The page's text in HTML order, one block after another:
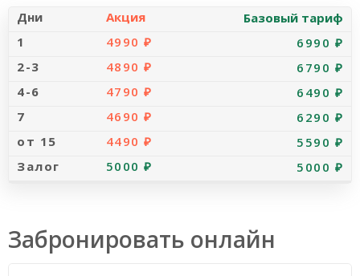
Акция
Базовый тариф
4990 ₽
6990 ₽
4890 ₽
6790 ₽
4790 ₽
6490 ₽
4690 ₽
6290 ₽
4490 ₽
5590 ₽
5000 ₽
5000 ₽
Забронировать онлайн